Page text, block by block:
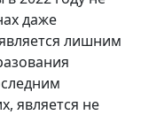
даже
лишним
является не